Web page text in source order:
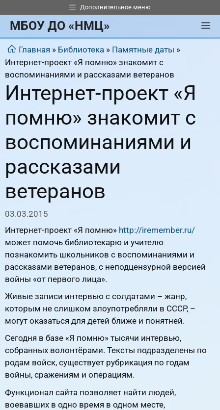
к
содержимому
Дополнительное меню
МБОУ ДО «НМЦ»
Главная » Библиотека » Памятные даты »
Интернет-проект «Я помню» знакомит с
воспоминаниями и рассказами ветеранов
Интернет-проект «Я
помню» знакомит с
воспоминаниями и
рассказами
ветеранов
03.03.2015
Интернет-проект «Я помню» http://iremember.ru/
может помочь библиотекарю и учителю
познакомить школьников с воспоминаниями и
рассказами ветеранов, с неподцензурной версией
войны «от первого лица».
Живые записи интервью с солдатами – жанр,
которым не слишком злоупотребляли в СССР, –
могут оказаться для детей ближе и понятней.
Сегодня в базе «Я помню» тысячи интервью,
собранных волонтёрами. Тексты подразделены по
родам войск, существует рубрикация по годам
войны, сражениям и операциям.
Функционал сайта позволяет найти людей,
воевавших в одно время в одном месте,